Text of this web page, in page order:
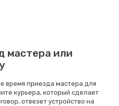
мастера или
время приезда мастера для
курьера, который сделает
отвезет устройство на